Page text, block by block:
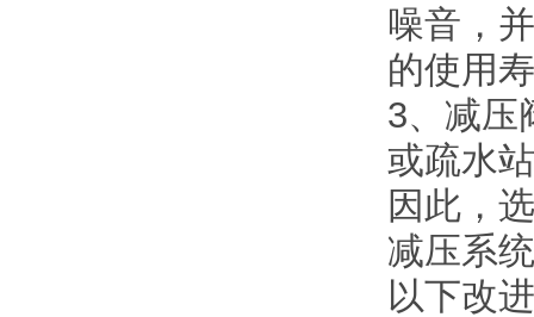
噪音，
的使用
3、减压
或疏水
因此，
减压系
以下改